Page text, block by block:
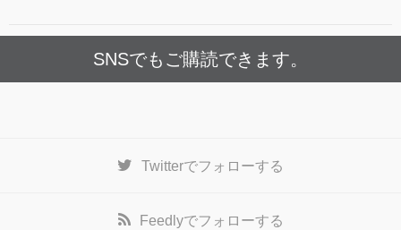
SNSでもご購読できます。
Twitterでフォローする
Feedlyでフォローする